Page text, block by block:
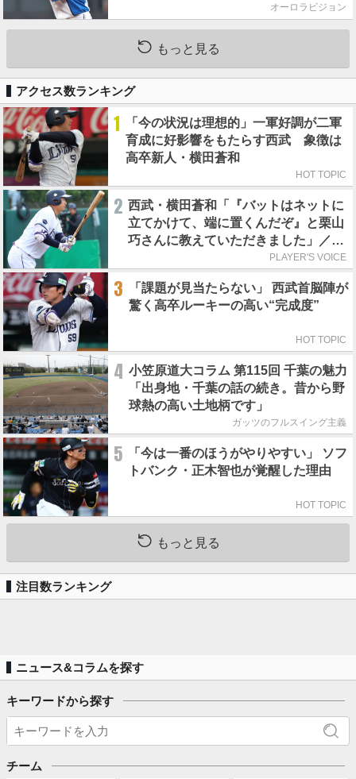
オーロラビジョン
もっと見る
アクセス数ランキング
1
「今の状況は理想的」一軍好調が二軍
育成に好影響をもたらす西武 象徴は
高卒新人・横田蒼和
HOT TOPIC
2 西武・横田蒼和「『バットはネットに
立てかけて、端に置くんだぞ』と栗山
巧さんに教えていただきました」／憧
PLAYER'S VOICE
3
「課題が見当たらない」 西武首脳陣が
驚く高卒ルーキーの高い“完成度”
HOT TOPIC
4 小笠原道大コラム 第115回 千葉の魅力
「出身地・千葉の話の続き。昔から野
球熱の高い土地柄です」
ガッツのフルスイング主義
5
「今は一番のほうがやりやすい」 ソフ
トバンク・正木智也が覚醒した理由
HOT TOPIC
もっと見る
注目数ランキング
ニュース&コラムを探す
キーワードから探す
チーム